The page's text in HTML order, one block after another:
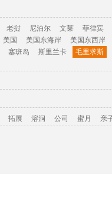
老挝 尼泊尔 文莱 菲律宾
美国 美国东海岸 美国东西岸
塞班岛 斯里兰卡 毛里求斯
拓展 溶洞 公司 蜜月 亲